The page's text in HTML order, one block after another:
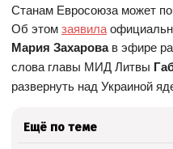
Станам Евросоюза может
Об этомзаявила
Мария Захаровав эфире
слова главы МИД Литвы
развернуть над Украиной
Ещё по теме